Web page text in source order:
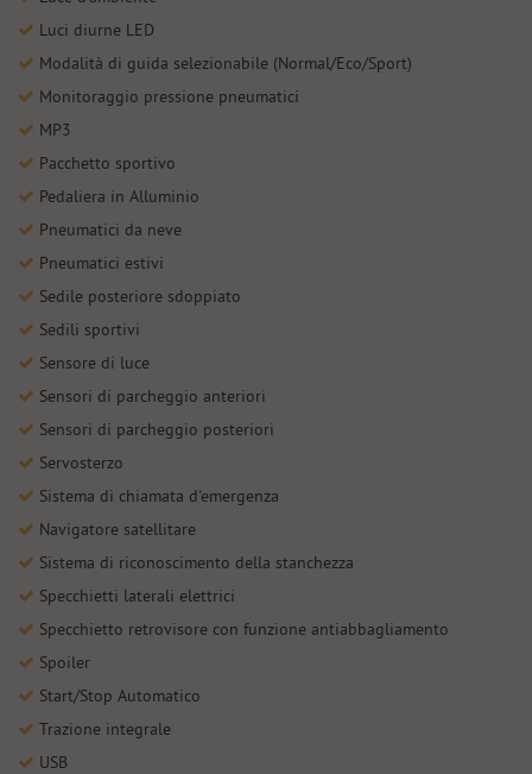
Luci diurne LED
Modalità di guida selezionabile (Normal/Eco/Sport)
Monitoraggio pressione pneumatici
MP3
Pacchetto sportivo
Pedaliera in Alluminio
Pneumatici da neve
Pneumatici estivi
Sedile posteriore sdoppiato
Sedili sportivi
Sensore di luce
Sensori di parcheggio anteriori
Sensori di parcheggio posteriori
Servosterzo
Sistema di chiamata d'emergenza
Navigatore satellitare
Sistema di riconoscimento della stanchezza
Specchietti laterali elettrici
Specchietto retrovisore con funzione antiabbagliamento
Spoiler
Start/Stop Automatico
Trazione integrale
USB